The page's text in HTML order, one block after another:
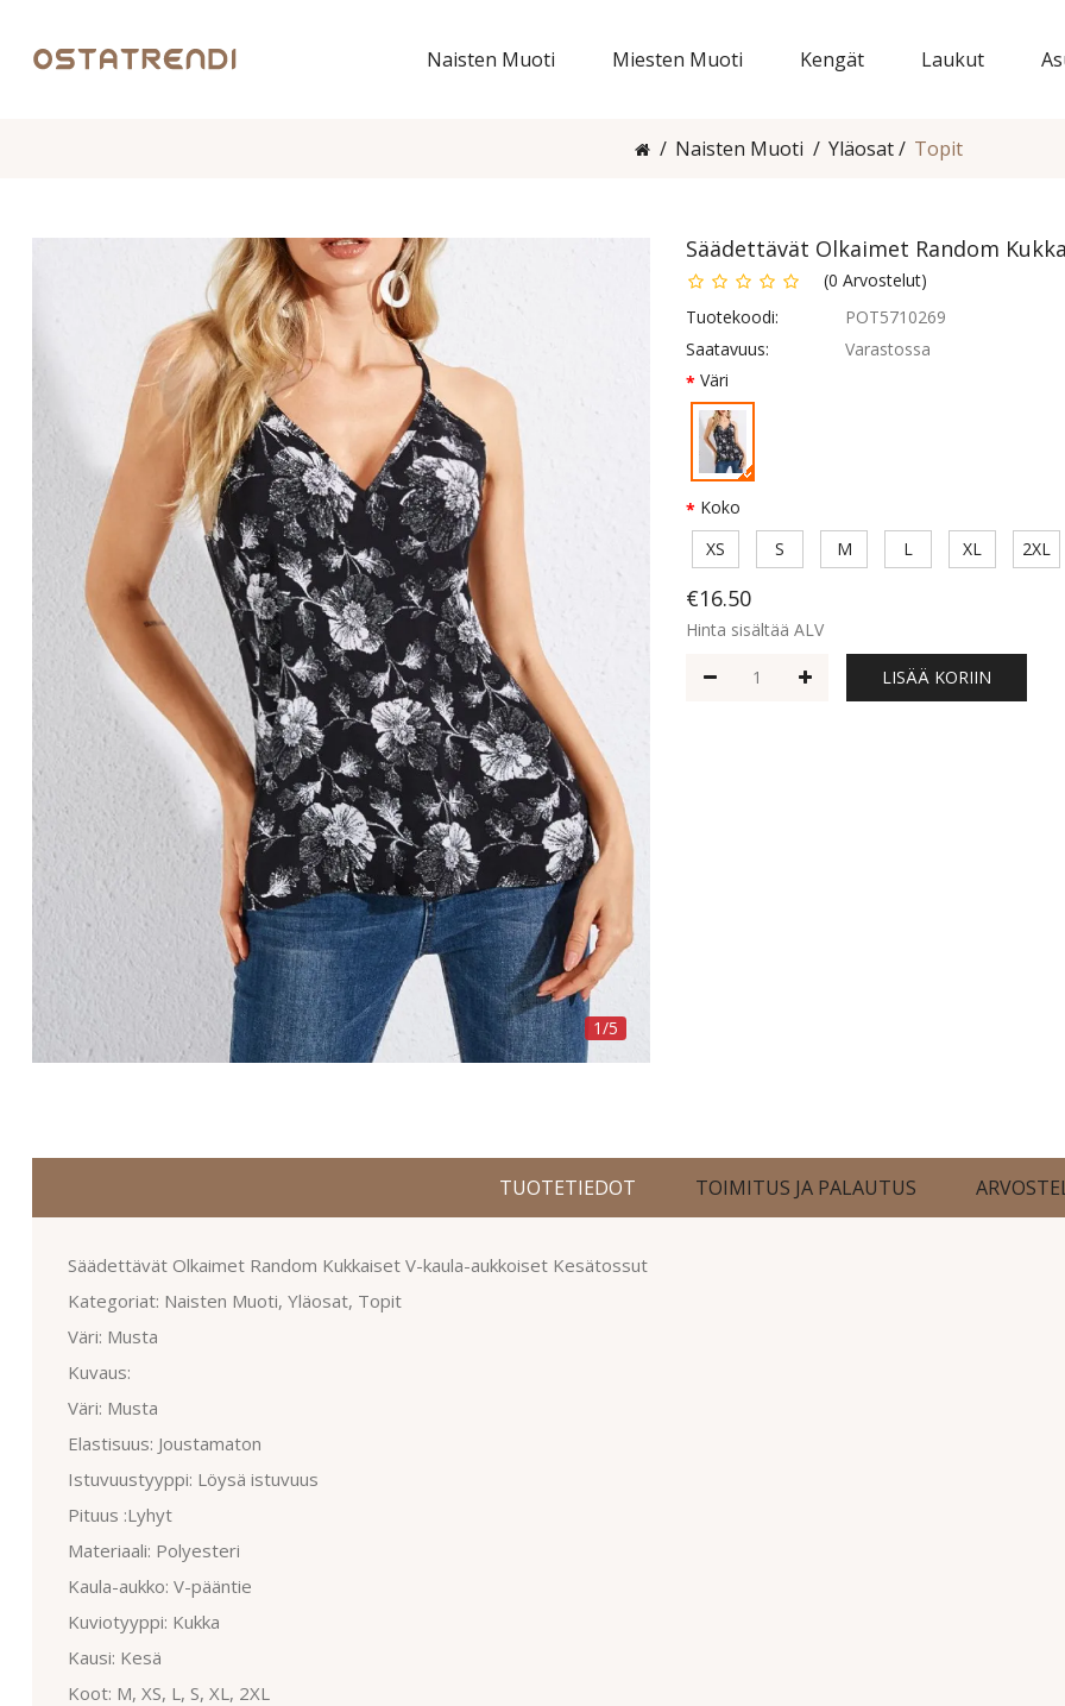
Naisten Muoti Miesten Muoti Kengät Laukut
Naisten Muoti Yläosat Topit
1/5
Säädettävät Olkaimet Random
(0 Arvostelut)
Tuotekoodi:
POT5710269
Saatavuus:
Varastossa
Väri
Koko
XS
S M L XL 2XL
€16.50
Hinta sisältää ALV
LISÄÄ KORIIN
TUOTETIEDOT TOIMITUS JA PALAUTUS
Säädettävät Olkaimet Random Kukkaiset V-kaula-aukkoiset Kesätossut
Kategoriat: Naisten Muoti, Yläosat, Topit
Väri: Musta
Kuvaus:
Väri: Musta
Elastisuus: Joustamaton
Istuvuustyyppi: Löysä istuvuus
Pituus :Lyhyt
Materiaali: Polyesteri
Kaula-aukko: V-pääntie
Kuviotyyppi: Kukka
Kausi: Kesä
Koot: M, XS, L, S, XL, 2XL